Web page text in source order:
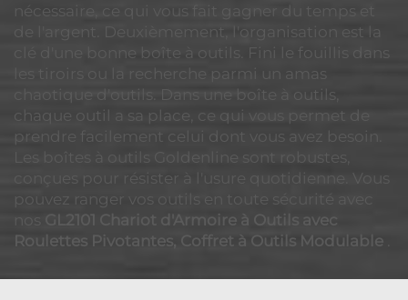
nécessaire, ce qui vous fait gagner du temps et
de l'argent. Deuxièmement, l'organisation est la
clé d'une bonne boîte à outils. Fini le fouillis dans
les tiroirs ou la recherche parmi un amas
chaotique d'outils. Dans une boîte à outils,
chaque outil a sa place, ce qui vous permet de
prendre facilement celui dont vous avez besoin.
Les boîtes à outils Goldenline sont robustes,
conçues pour résister à l'usure quotidienne. Vous
pouvez ranger vos outils en toute sécurité avec
nos
GL2101 Chariot d'Armoire à Outils avec
Roulettes Pivotantes, Coffret à Outils Modulable